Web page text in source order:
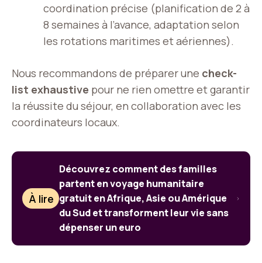
coordination précise (planification de 2 à
8 semaines à l’avance, adaptation selon
les rotations maritimes et aériennes).
Nous recommandons de préparer une check-
list exhaustive pour ne rien omettre et garantir
la réussite du séjour, en collaboration avec les
coordinateurs locaux.
À lire
Découvrez comment des familles
partent en voyage humanitaire
gratuit en Afrique, Asie ou Amérique
du Sud et transforment leur vie sans
dépenser un euro